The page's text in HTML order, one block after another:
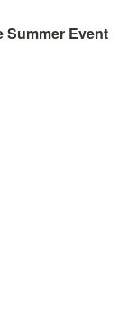
Summer Event